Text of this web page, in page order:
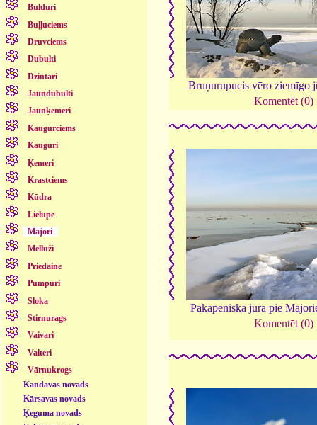
Bulduri
Buļļuciems
Druvciems
Dubulti
Dzintari
Jaundubulti
Jaunķemeri
Kaugurciems
Kauguri
Ķemeri
Krastciems
Kūdra
Lielupe
Majori
Melluži
Priedaine
Pumpuri
Sloka
Stirnurags
Vaivari
Valteri
Vārnukrogs
Kandavas novads
Kārsavas novads
Ķeguma novads
Bruņurupucis vēro ziemīgo
Komentēt (0)
Pakāpeniskā jūra pie
Komentēt (0)